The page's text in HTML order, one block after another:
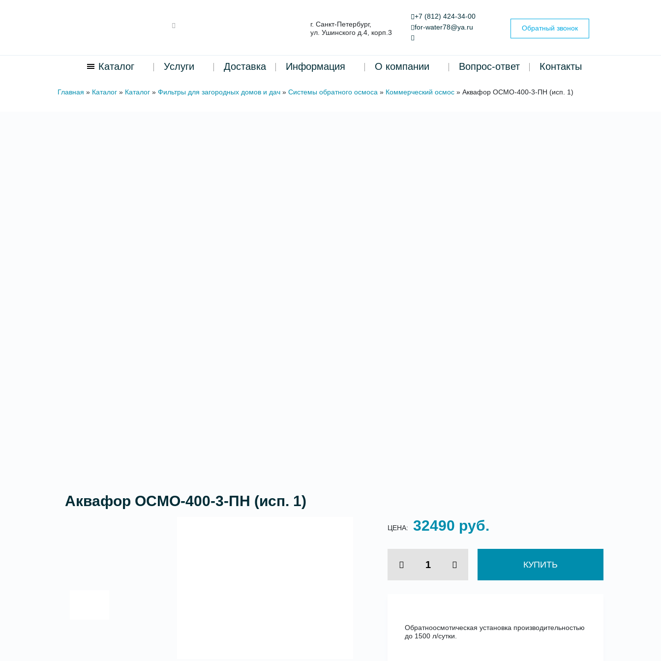
г. Санкт-Петербург,
ул. Ушинского д.4, корп.3
+7 (812) 424-34-00
for-water78@ya.ru
Обратный звонок
Каталог Услуги Доставка Информация О компании Вопрос-ответ Контакты
Главная » Каталог » Каталог » Фильтры для загородных домов и дач » Системы обратного осмоса » Коммерческий осмос » Аквафор ОСМО-400-3-ПН (исп. 1)
Аквафор ОСМО-400-3-ПН (исп. 1)
ЦЕНА: 32490 руб.
КУПИТЬ
Обратноосмотическая установка производительностью
до 1500 л/сутки.